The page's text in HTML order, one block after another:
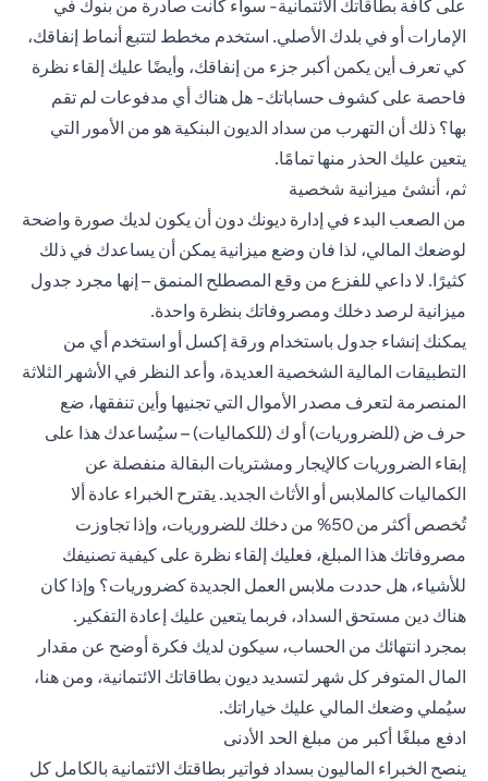
على كافة بطاقاتك الائتمانية- سواء كانت صادرة من بنوك في
الإمارات أو في بلدك الأصلي. استخدم مخطط لتتبع أنماط إنفاقك،
كي تعرف أين يكمن أكبر جزء من إنفاقك، وأيضًا عليك إلقاء نظرة
فاحصة على كشوف حساباتك- هل هناك أي مدفوعات لم تقم
بها؟ ذلك أن التهرب من سداد الديون البنكية هو من الأمور التي
يتعين عليك الحذر منها تمامًا.
ثم، أنشئ ميزانية شخصية
من الصعب البدء في إدارة ديونك دون أن يكون لديك صورة واضحة
لوضعك المالي، لذا فان وضع ميزانية يمكن أن يساعدك في ذلك
كثيرًا. لا داعي للفزع من وقع المصطلح المنمق – إنها مجرد جدول
ميزانية لرصد دخلك ومصروفاتك بنظرة واحدة.
يمكنك إنشاء جدول باستخدام ورقة إكسل أو استخدم أي من
التطبيقات المالية الشخصية العديدة، وأعد النظر في الأشهر الثلاثة
المنصرمة لتعرف مصدر الأموال التي تجنيها وأين تنفقها، ضع
حرف ض (للضروريات) أو ك (للكماليات) – سيُساعدك هذا على
إبقاء الضروريات كالإيجار ومشتريات البقالة منفصلة عن
الكماليات كالملابس أو الأثاث الجديد. يقترح الخبراء عادة ألا
تُخصص أكثر من 50% من دخلك للضروريات، وإذا تجاوزت
مصروفاتك هذا المبلغ، فعليك إلقاء نظرة على كيفية تصنيفك
للأشياء، هل حددت ملابس العمل الجديدة كضروريات؟ وإذا كان
هناك دين مستحق السداد، فربما يتعين عليك إعادة التفكير.
بمجرد انتهائك من الحساب، سيكون لديك فكرة أوضح عن مقدار
المال المتوفر كل شهر لتسديد ديون بطاقاتك الائتمانية، ومن هنا،
سيُملي وضعك المالي عليك خياراتك.
ادفع مبلغًا أكبر من مبلغ الحد الأدنى
ينصح الخبراء الماليون بسداد فواتير بطاقتك الائتمانية بالكامل كل